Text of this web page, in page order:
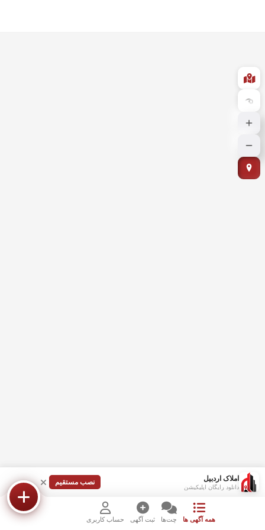
املاک اردبیل
دانلود رایگان اپلیکیشن
نصب مستقیم
همه آگهی ها چت‌ها ثبت آگهی حساب کاربری